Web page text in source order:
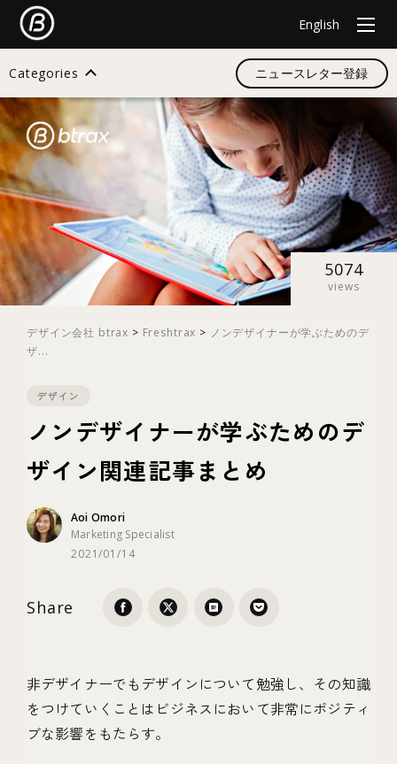
English
Categories
検索
すべて
デザイン
イノベーション
テクノロジー
ブランディング
ニュースレター登録
5074
views
デザイン会社 btrax > Freshtrax > ノンデザイナーが学ぶためのデ
ザ...
デザイン
ノンデザイナーが学ぶためのデ
ザイン関連記事まとめ
Aoi Omori
Marketing Specialist
2021/01/14
Share
非デザイナーでもデザインについて勉強し、その知識
をつけていくことはビジネスにおいて非常にポジティ
ブな影響をもたらす。